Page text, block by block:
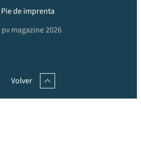
Pie de imprenta
magazine 2026
Volver